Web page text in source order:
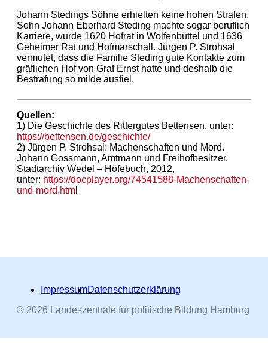
Johann Stedings Söhne erhielten keine hohen Strafen.
Sohn Johann Eberhard Steding machte sogar beruflich
Karriere, wurde 1620 Hofrat in Wolfenbüttel und 1636
Geheimer Rat und Hofmarschall. Jürgen P. Strohsal
vermutet, dass die Familie Steding gute Kontakte zum
gräflichen Hof von Graf Ernst hatte und deshalb die
Bestrafung so milde ausfiel.
Quellen:
1) Die Geschichte des Rittergutes Bettensen, unter:
https://bettensen.de/geschichte/
2) Jürgen P. Strohsal: Machenschaften und Mord.
Johann Gossmann, Amtmann und Freihofbesitzer.
Stadtarchiv Wedel – Höfebuch, 2012,
unter: https://docplayer.org/74541588-Machenschaften-
und-mord.htm
ImpressumDatenschutzerklärung
© 2026 Landeszentrale für politische Bildung Hamburg